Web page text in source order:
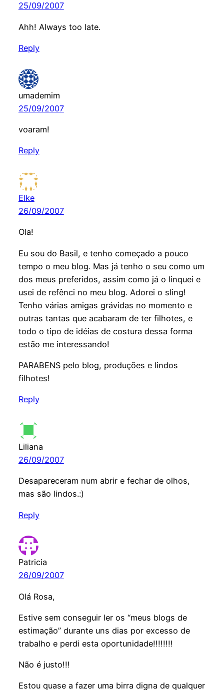
25/09/2007
Ahh! Always too late.
Reply
umademim
25/09/2007
voaram!
Reply
Elke
26/09/2007
Ola!
Eu sou do Basil, e tenho começado a pouco
tempo o meu blog. Mas já tenho o seu como um
dos meus preferidos, assim como já o linquei e
usei de refênci no meu blog. Adorei o sling!
Tenho várias amigas grávidas no momento e
outras tantas que acabaram de ter filhotes, e
todo o tipo de idéias de costura dessa forma
estão me interessando!
PARABENS pelo blog, produções e lindos
filhotes!
Reply
Liliana
26/09/2007
Desapareceram num abrir e fechar de olhos,
mas são lindos.:)
Reply
Patricia
26/09/2007
Olá Rosa,
Estive sem conseguir ler os “meus blogs de
estimação” durante uns dias por excesso de
trabalho e perdi esta oportunidade!!!!!!!!
Não é justo!!!
Estou quase a fazer uma birra digna de qualquer